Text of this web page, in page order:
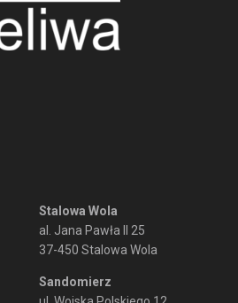
Stalowa Wola
al. Jana Pawła II 25
37-450 Stalowa Wola
Sandomierz